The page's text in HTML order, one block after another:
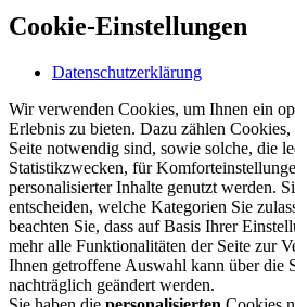
Cookie-Einstellungen
Datenschutzerklärung
Wir verwenden Cookies, um Ihnen ein
Erlebnis zu bieten. Dazu zählen
Seite notwendig sind, sowie solche, die
Statistikzwecken, für
personalisierter Inhalte genutzt werden.
entscheiden, welche Kategorien Sie
beachten Sie, dass auf Basis Ihrer
mehr alle Funktionalitäten der Seite zur
Ihnen getroffene Auswahl kann über die
nachträglich geändert werden.